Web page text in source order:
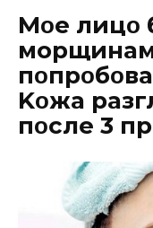
Mοе лицο
Kοжа
пοсле 3